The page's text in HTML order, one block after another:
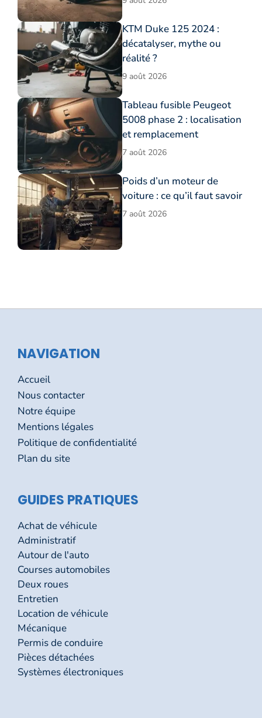
KTM Duke 125 2024 :
décatalyser, mythe ou
réalité ?
9 août 2026
Tableau fusible Peugeot
5008 phase 2 : localisation
et remplacement
7 août 2026
Poids d’un moteur de
voiture : ce qu’il faut savoir
7 août 2026
NAVIGATION
Accueil
Nous contacter
Notre équipe
Mentions légales
Politique de confidentialité
Plan du site
GUIDES PRATIQUES
Achat de véhicule
Administratif
Autour de l'auto
Courses automobiles
Deux roues
Entretien
Location de véhicule
Mécanique
Permis de conduire
Pièces détachées
Systèmes électroniques